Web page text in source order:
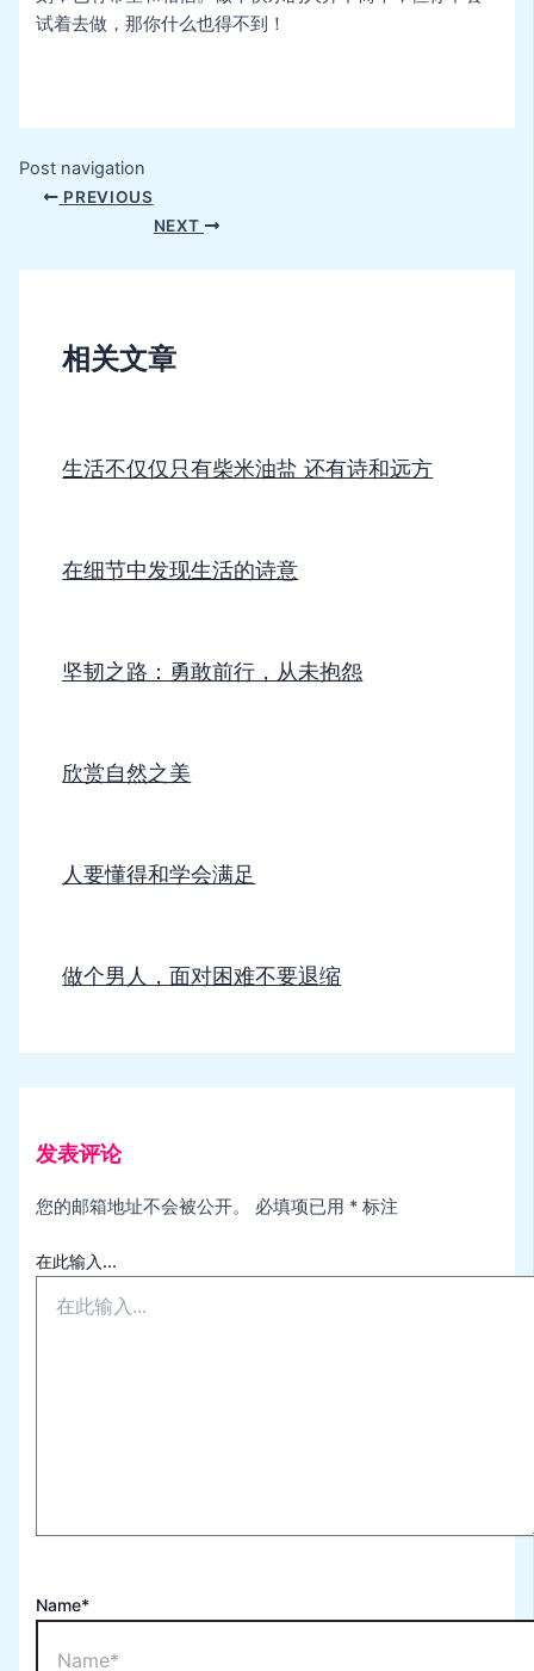
试着去做，那你什么也得不到！
Post navigation
PREVIOUS
NEXT
相关文章
生活不仅仅只有柴米油盐 还有诗和远方
在细节中发现生活的诗意
坚韧之路：勇敢前行，从未抱怨
欣赏自然之美
人要懂得和学会满足
做个男人，面对困难不要退缩
发表评论
您的邮箱地址不会被公开。 必填项已用 * 标注
在此输入...
Name*